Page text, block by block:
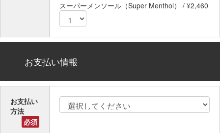
スーパーメンソール（Super Menthol） / ¥2,460
お支払い情報
お支払い
方法
必須